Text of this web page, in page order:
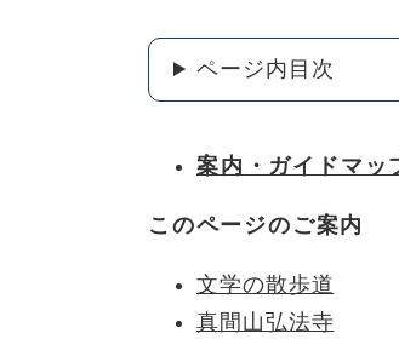
ページ内目次
案内・ガイドマッ
このページのご案内
文学の散歩道
真間山弘法寺